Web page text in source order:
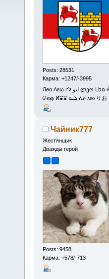
Posts: 28531
Карма: +1247/-3995
Лео Λεω ليو ליו ლეო Լեօ लेओ
லெஒ ⵍⴻⵓ ܠܝܘ ሌኦ ⲗⲉⲟ りお
Чайник777
Жестянщик
Дважды герой
Posts: 9458
Карма: +578/-713